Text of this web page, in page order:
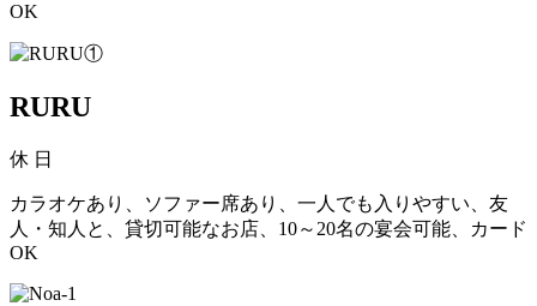
OK
RURU
休 日
カラオケあり、ソファー席あり、一人でも入りやすい、友
人・知人と、貸切可能なお店、10～20名の宴会可能、カード
OK